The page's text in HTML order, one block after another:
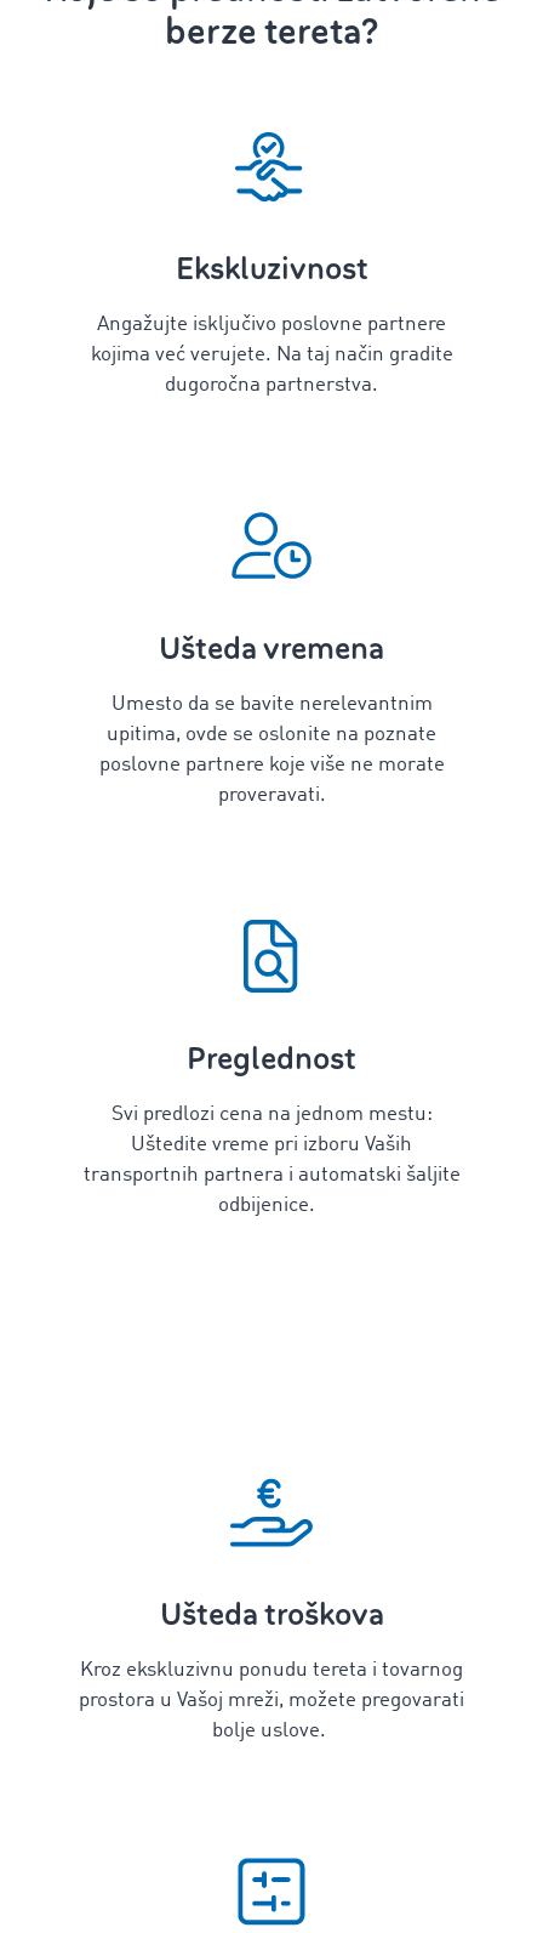
berze tereta?
Ekskluzivnost
Angažujte isključivo poslovne partnere
kojima već verujete. Na taj način gradite
dugoročna partnerstva.
Ušteda vremena
Umesto da se bavite nerelevantnim
upitima, ovde se oslonite na poznate
poslovne partnere koje više ne morate
proveravati.
Preglednost
Svi predlozi cena na jednom mestu:
Uštedite vreme pri izboru Vaših
transportnih partnera i automatski šaljite
odbijenice.
Ušteda troškova
Kroz ekskluzivnu ponudu tereta i tovarnog
prostora u Vašoj mreži, možete pregovarati
bolje uslove.